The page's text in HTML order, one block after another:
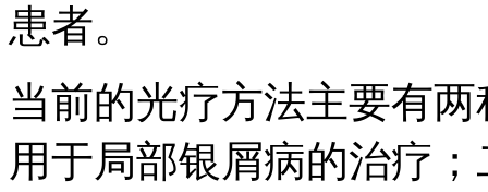
患者。
当前的光疗方法主要有
用于局部银屑病的治疗